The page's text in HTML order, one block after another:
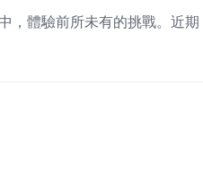
，體驗前所未有的挑戰。近期